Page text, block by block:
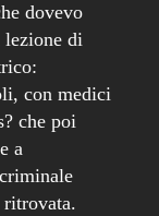
dovevo
lezione di
con medici
che poi
a